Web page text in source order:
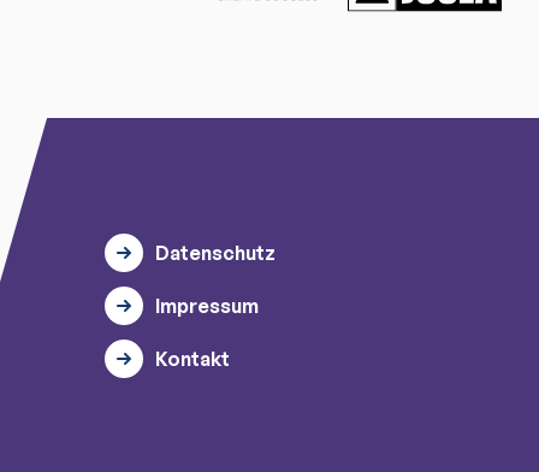
Datenschutz
Impressum
Kontakt